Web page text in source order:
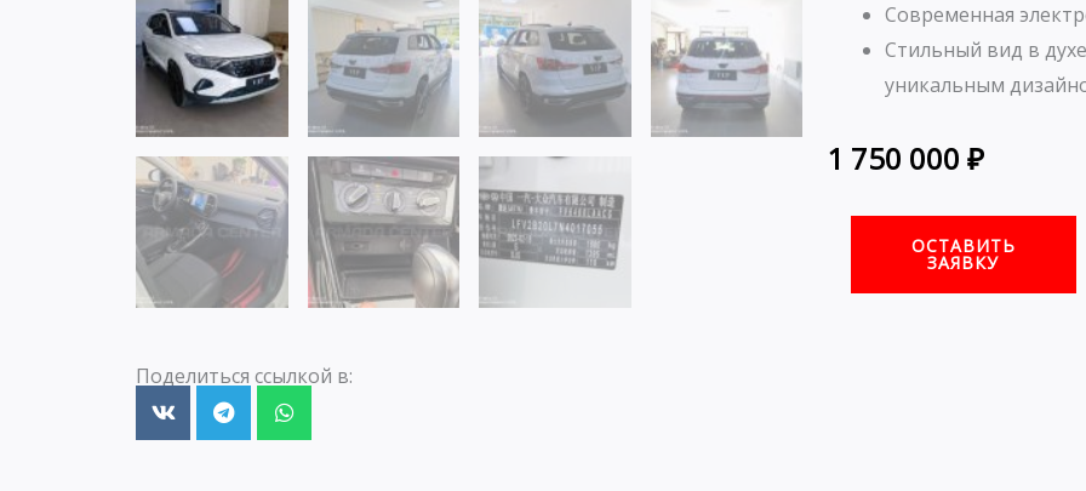
Поделиться ссылкой в:
Современная
Стильный вид в
уникальным
1 750 000 ₽
ОСТАВИТЬ
ЗАЯВКУ